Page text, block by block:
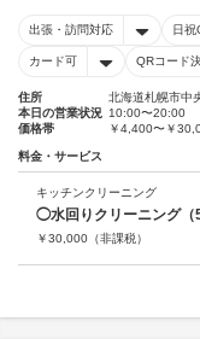
出張・訪問対応 日祝
カード可 QRコード
住所
北海道札幌市中
本日の営業状況 10:00〜20:00
価格帯
￥4,400〜￥
料金・サービス
キッチンクリーニング
◯水回りクリーニング（5
￥30,000 （非課税）